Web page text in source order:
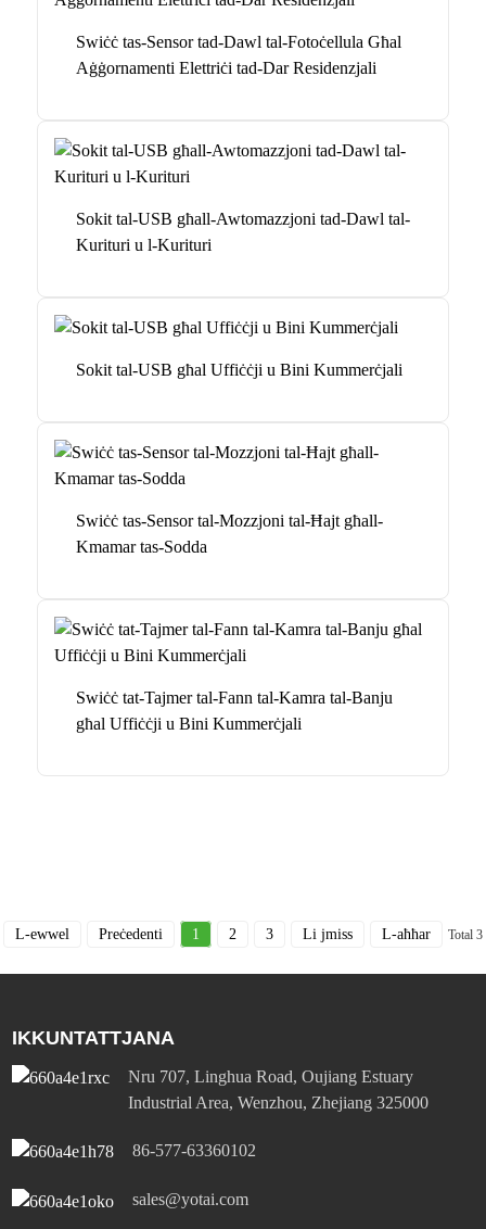
Swiċċ tas-Sensor tad-Dawl tal-Fotoċellula Għal
Aġġornamenti Elettriċi tad-Dar Residenzjali
Sokit tal-USB għall-Awtomazzjoni tad-Dawl tal-
Kurituri u l-Kurituri
Sokit tal-USB għal Uffiċċji u Bini Kummerċjali
Swiċċ tas-Sensor tal-Mozzjoni tal-Ħajt għall-
Kmamar tas-Sodda
Swiċċ tat-Tajmer tal-Fann tal-Kamra tal-Banju
għal Uffiċċji u Bini Kummerċjali
L-ewwel Preċedenti 1 2 3 Li jmiss L-aħħar Total 3
IKKUNTATTJANA
Nru 707, Linghua Road, Oujiang Estuary
Industrial Area, Wenzhou, Zhejiang 325000
86-577-63360102
sales@yotai.com